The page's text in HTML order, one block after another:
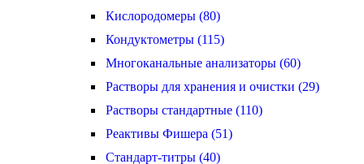
Кислородомеры (80)
Кондуктометры (115)
Многоканальные анализаторы (60)
Растворы для хранения и очистки (29)
Растворы стандартные (110)
Реактивы Фишера (51)
Стандарт-титры (40)